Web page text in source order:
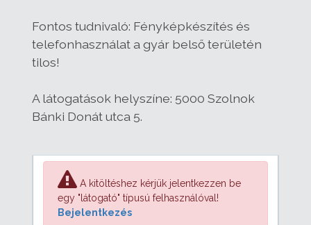
Fontos tudnivaló: Fényképkészítés és
telefonhasználat a gyár belső területén
tilos!
A látogatások helyszíne: 5000 Szolnok
Bánki Donát utca 5.
A kitöltéshez kérjük jelentkezzen be
egy "látogató" típusú felhasználóval!
Bejelentkezés